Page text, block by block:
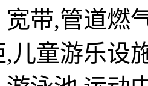
宽带,管道燃
,儿童游乐设